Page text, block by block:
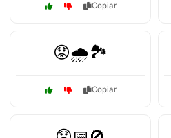
Copiar
😟🌧️🏞️
Copiar